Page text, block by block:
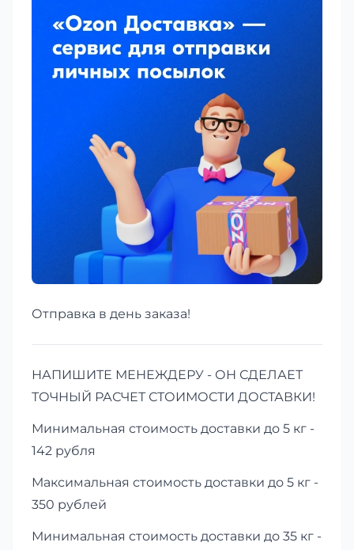
Отправка в день заказа!
НАПИШИТЕ МЕНЕЖДЕРУ - ОН СДЕЛАЕТ
ТОЧНЫЙ РАСЧЕТ СТОИМОСТИ ДОСТАВКИ!
Минимальная стоимость доставки до 5 кг -
142 рубля
Максимальная стоимость доставки до 5 кг -
350 рублей
Минимальная стоимость доставки до 35 кг -